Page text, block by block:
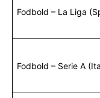
Fodbold – La Liga
Fodbold – Serie A